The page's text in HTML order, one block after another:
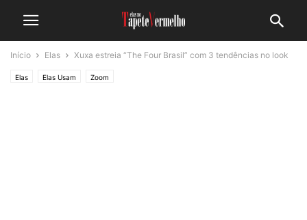
Início Elas Xuxa estreia “The Four Brasil” com 3 tendências no look
Elas Elas Usam Zoom